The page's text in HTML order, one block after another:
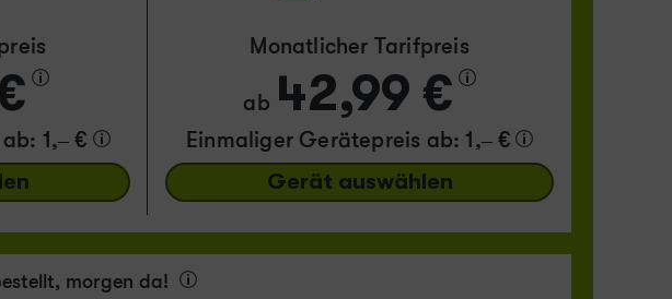
ab: 1,– €
Monatlicher Tarifpreis
ab 42,99 €
Einmaliger Gerätepreis ab: 1,– €
Gerät auswählen
morgen da!